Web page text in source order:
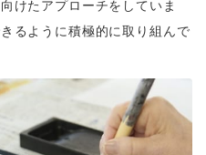
けたアプローチをしていま
るように積極的に取り組んで